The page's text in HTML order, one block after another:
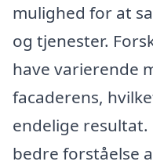
mulighed for at
og tjenester.
have varierende
facaderens,
endelige resultat.
bedre forståelse